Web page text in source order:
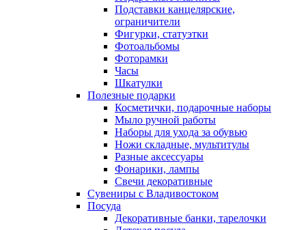
Подставки канцелярские,
ограничители
Фигурки, статуэтки
Фотоальбомы
Фоторамки
Часы
Шкатулки
Полезные подарки
Косметички, подарочные наборы
Мыло ручной работы
Наборы для ухода за обувью
Ножи складные, мультитулы
Разные аксессуары
Фонарики, лампы
Свечи декоративные
Сувениры с Владивостоком
Посуда
Декоративные банки, тарелочки